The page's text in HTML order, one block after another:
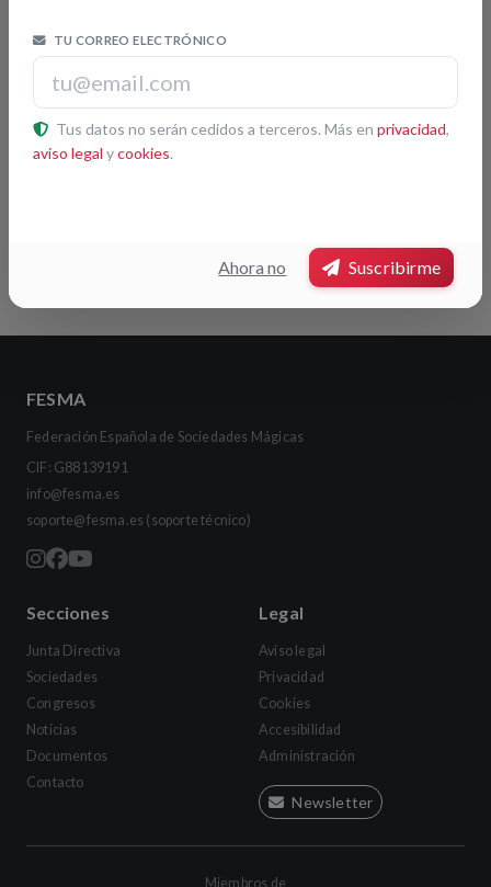
Premios por categorías
Micromagia Histórico
Fernando Maymó
TU CORREO ELECTRÓNICO
Tus datos no serán cedidos a terceros. Más en privacidad,
aviso legal ycookies.
Ahora no Suscribirme
FESMA
Federación Española de Sociedades Mágicas
CIF: G88139191
info@fesma.es
soporte@fesma.es (soporte técnico)
Secciones
Junta Directiva
Sociedades
Congresos
Noticias
Documentos
Contacto
Legal
Aviso legal
Privacidad
Cookies
Accesibilidad
Administración
Newsletter
Miembros de